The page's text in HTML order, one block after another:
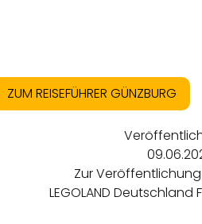
ZUM REISEFÜHRER GÜNZBURG
Zur
LEGOLAND Deutschland